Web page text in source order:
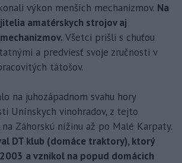
výkon menších mechanizmov. Na
amatérskych strojov aj
Všetci prišli s chuťou
a predviesť svoje zručnosti v
tátošov.
na juhozápadnom svahu hory
Unínskych vinohradov, z tejto
Záhorskú nížinu až po Malé Karpaty.
DT klub (domáce traktory), ktorý
a vznikol na popud domácich